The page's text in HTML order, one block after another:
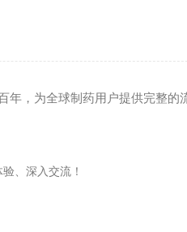
年，为全球制药用户提供完整的
、深入交流！